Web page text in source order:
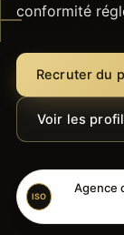
conformité
Recruter du
Voir les
ISO
Agence